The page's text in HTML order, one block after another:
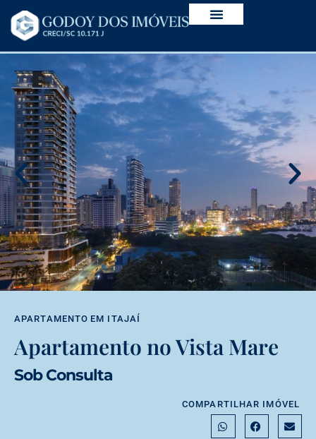
APARTAMENTO EM ITAJAÍ
Apartamento no Vista Mare
Sob Consulta
COMPARTILHAR IMÓVEL